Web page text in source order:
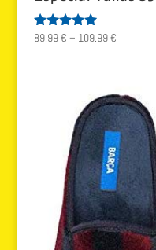
Valorado
89.99€ – 109.99€